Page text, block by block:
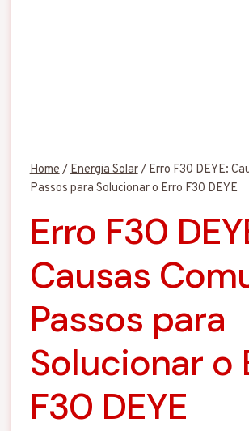
Home/Energia Solar/ Erro F30 DEYE:
Passos para Solucionar o Erro F30 DEYE
Erro F30
Causas
Passos para
Solucionar o
F30 DEYE